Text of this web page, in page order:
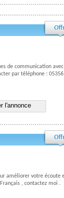
de communication
par téléphone :
l'annonce
améliorer votre écoute
, contactez moi .